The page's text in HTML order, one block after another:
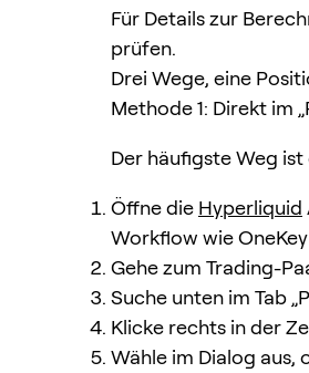
Für Details zur
prüfen.
Drei Wege, eine
Methode 1: Direkt im
Der häufigste Weg
Öffne die Hyperliquid
Workflow wie
Gehe zum Trading-
Suche unten im Tab
Klicke rechts in der
Wähle im Dialog aus,